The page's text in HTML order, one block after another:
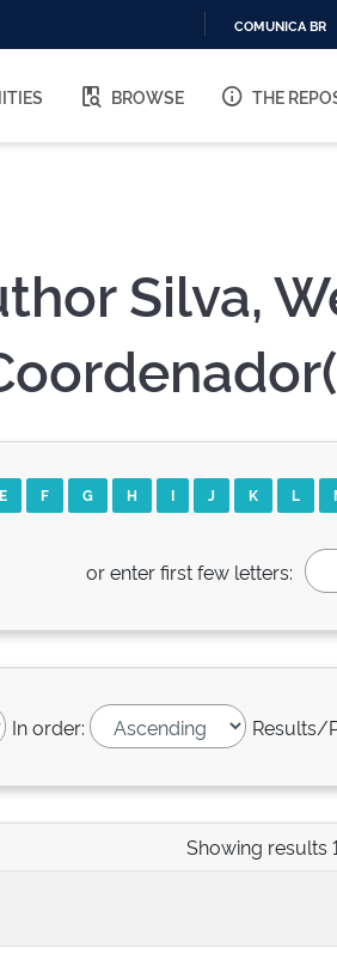
O
COMUNICA BR
BROWSE THE
Silva,
E F G H I J K L
or enter first few letters:
In order: Results/
Showing results